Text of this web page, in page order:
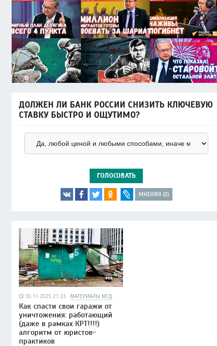
ДОЛЖЕН ЛИ БАНК РОССИИ СНИЗИТЬ КЛЮЧЕВУЮ
СТАВКУ БЫСТРО И ОЩУТИМО?
ГОЛОСОВАТЬ
МНЕНИЯ (0)
30.11.2025 21:33 МАТЕРИАЛЫ МГД
Как спасти свои гаражи от
уничтожения: работающий
(даже в рамках КРТ!!!!)
алгоритм от юристов-
практиков